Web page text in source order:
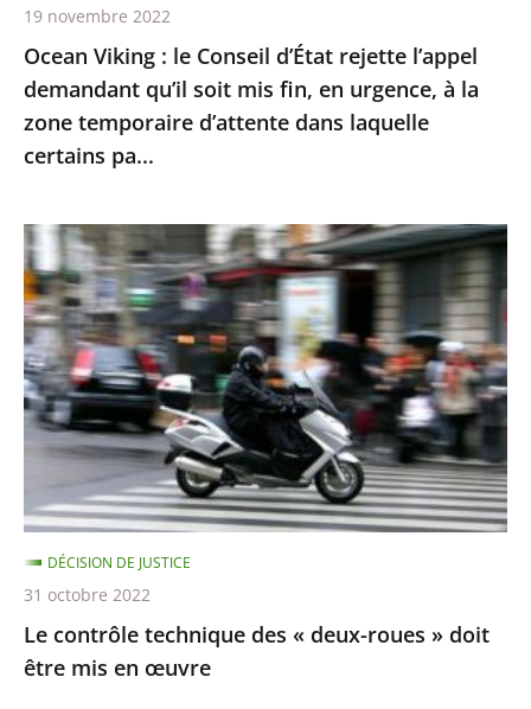
mis
fin,
en
urgence,
temporaire
d’attente
dans
laquelle
certains
pa...
Ocean Viking : le Conseil d’État rejette l’appel
demandant qu’il soit mis fin, en urgence, à la
zone temporaire d’attente dans laquelle
certains pa...
19 novembre 2022
Le
contrôle
technique
des
«
deux-
roues
doit
être
mis
en
œuvre
Le contrôle technique des « deux-roues » doit
être mis en œuvre
DÉCISION DE JUSTICE
31 octobre 2022